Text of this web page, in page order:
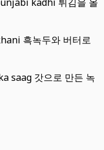
흑녹두와 버터로
saag 갓으로 만든 녹